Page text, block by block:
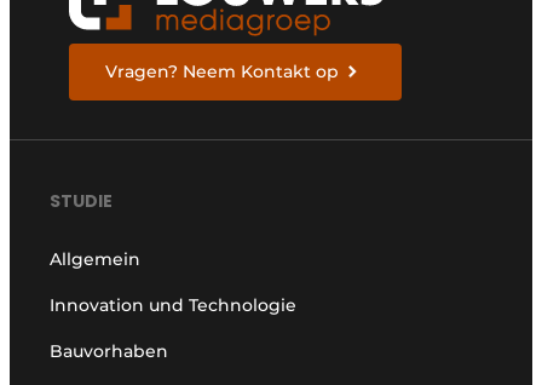
Vragen? Neem Kontakt op
STUDIE
Allgemein
Innovation und Technologie
Bauvorhaben